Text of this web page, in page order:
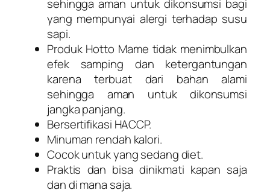
sehingga aman untuk dikonsumsi bagi
yang mempunyai alergi terhadap susu
sapi.
Produk Hotto Mame tidak menimbulkan
efek samping dan ketergantungan
karena terbuat dari bahan alami
sehingga aman untuk dikonsumsi
jangka panjang.
Bersertifikasi HACCP.
Minuman rendah kalori.
Cocok untuk yang sedang diet.
Praktis dan bisa dinikmati kapan saja
dan di mana saja.